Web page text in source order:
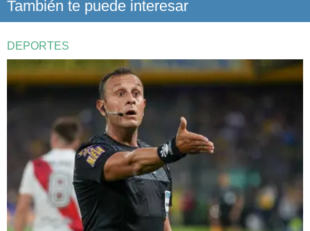
También te puede interesar
DEPORTES